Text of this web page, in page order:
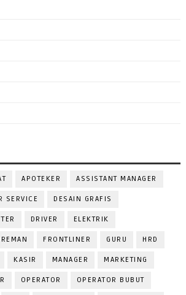
APOTEKER ASSISTANT MANAGER
SERVICE DESAIN GRAFIS
DRIVER ELEKTRIK
FRONTLINER GURU HRD
KASIR MANAGER MARKETING
OPERATOR OPERATOR BUBUT